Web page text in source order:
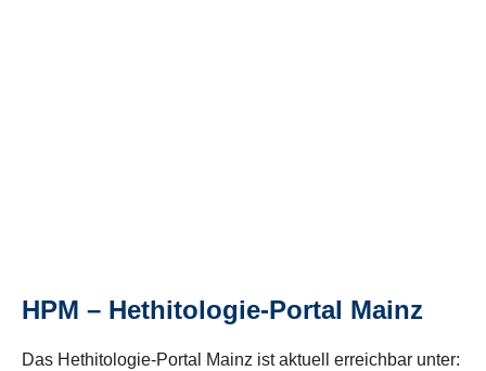
HPM – Hethitologie-Portal Mainz
Das Hethitologie-Portal Mainz ist aktuell erreichbar unter: